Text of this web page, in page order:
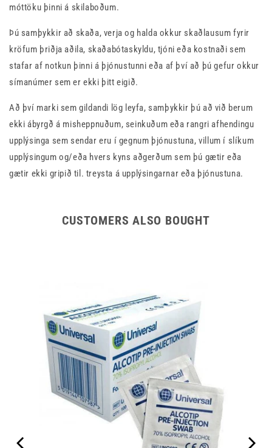
móttöku þinni á skilaboðum.
Þú samþykkir að skaða, verja og halda okkur skaðlausum fyrir
kröfum þriðja aðila, skaðabótaskyldu, tjóni eða kostnaði sem
stafar af notkun þinni á þjónustunni eða af því að þú gefur okkur
símanúmer sem er ekki þitt eigið.
Að því marki sem gildandi lög leyfa, samþykkir þú að við berum
ekki ábyrgð á misheppnuðum, seinkuðum eða rangri afhendingu
upplýsinga sem sendar eru í gegnum þjónustuna, villum í slíkum
upplýsingum og/eða hvers kyns aðgerðum sem þú gætir eða
gætir ekki gripið til. treysta á upplýsingarnar eða þjónustuna.
CUSTOMERS ALSO BOUGHT